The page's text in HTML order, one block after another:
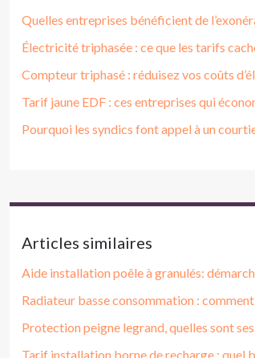
Quelles entreprises bénéficient de
Électricité triphasée : ce que les tarifs
Compteur triphasé : réduisez vos coûts
Tarif jaune EDF : ces entreprises qui
Pourquoi les syndics font appel à un
Articles similaires
Aide installation poêle à granulés:
Radiateur basse consommation :
Protection peigne legrand, quelles sont
Tarif installation borne de recharge : quel